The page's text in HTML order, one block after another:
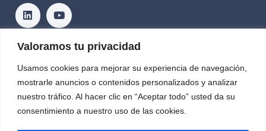
Valoramos tu privacidad
Usamos cookies para mejorar su experiencia de navegación,
mostrarle anuncios o contenidos personalizados y analizar
nuestro tráfico. Al hacer clic en “Aceptar todo” usted da su
consentimiento a nuestro uso de las cookies.
Contacto
Copyright © 2026, PLANETIC